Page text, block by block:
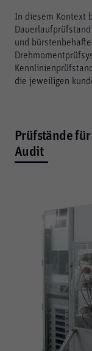
In diesem Kontext
und
die jeweiligen
Prüfstände
Audit